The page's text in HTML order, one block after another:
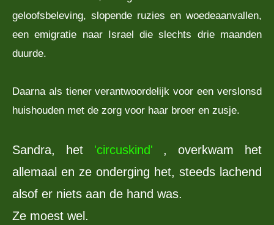
geloofsbeleving, slopende ruzies en woedeaanvallen,
een emigratie naar Israel die slechts drie maanden
duurde.
Daarna als tiener verantwoordelijk voor een verslonsd
huishouden met de zorg voor haar broer en zusje.
Sandra, het 'circuskind' , overkwam het
allemaal en ze onderging het, steeds lachend
alsof er niets aan de hand was.
Ze moest wel.